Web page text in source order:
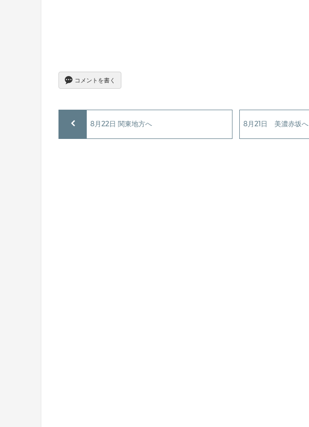
コメントを書く
8月22日 関東地方へ 8月21日 美濃赤坂へ